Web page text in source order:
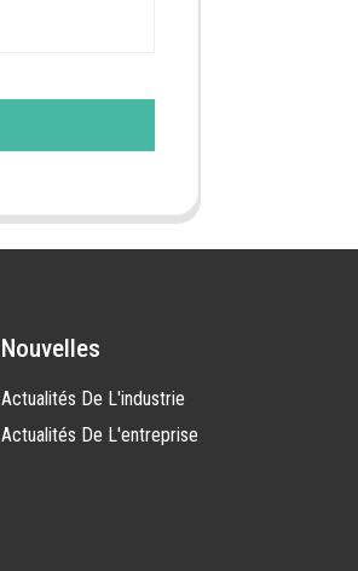
Nouvelles
Actualités De L'industrie
Actualités De L'entreprise